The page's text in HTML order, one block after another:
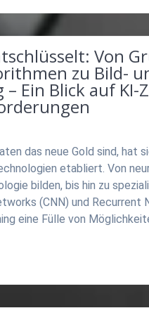
Von
zu Bild-
Ein Blick auf
das neue Gold sind, hat
etabliert. Von
bilden, bis hin zu
(CNN) und Recurrent
eine Fülle von